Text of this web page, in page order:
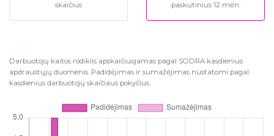
skaičius
paskutinius 12 mėn.
Darbuotojų kaitos rodiklis apskaičiuojamas pagal SODRA kasdienius
apdraustųjų duomenis. Padidėjimas ir sumažėjimas nustatomi pagal
kasdienius darbuotojų skaičiaus pokyčius.